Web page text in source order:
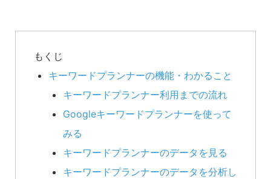
キーワードプランナーの機能・わかること
キーワードプランナー利用までの流れ
Googleキーワードプランナーを使って
みる
キーワードプランナーのデータを見る
キーワードプランナーのデータを分析し